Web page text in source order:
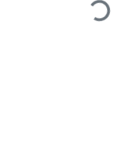
Loading...